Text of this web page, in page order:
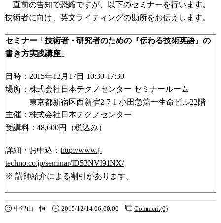
直前の告知で恐縮ですが、以下のセミナーを行います。
技術者に向け、英文ライティングの勘所をお伝えします。
セミナー「技術者・研究者のための『伝わる技術英語』の
書き方実践講座」
日時：2015年12月17日 10:30-17:30
場所：株式会社日本テクノセンター セミナールーム
東京都新宿区西新宿2-7-1 小田急第一生命ビル22階
主催：株式会社日本テクノセンター
受講料：48,600円（税込み）
詳細・お申込： http://www.j-
techno.co.jp/seminar/ID53NVI91NX/
※ 講師紹介による割引があります。
中津山 恒 2015/12/14 06:00:00 Comment(0)